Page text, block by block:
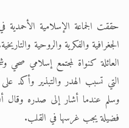
حققت الجماعة الإسلامية
الجغرافية والفكرية والروحية
العائلة كنواة لمجتمع إسلامي صحي
التي تسبب الهدر والتبذير وأكد
وسلم عندما أشار إلى صدره وقال
فضيلة يجب غرسها في القلب.